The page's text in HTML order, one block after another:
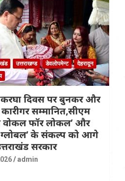
उत्तराखण्ड डेवलोपमेन्ट
देहरादून
दिवस पर बुनकर और
सम्मानित,सीएम
वोकल फॉर लोकल’ और
ग्लोबल’ के संकल्प को आगे
सरकार
admin